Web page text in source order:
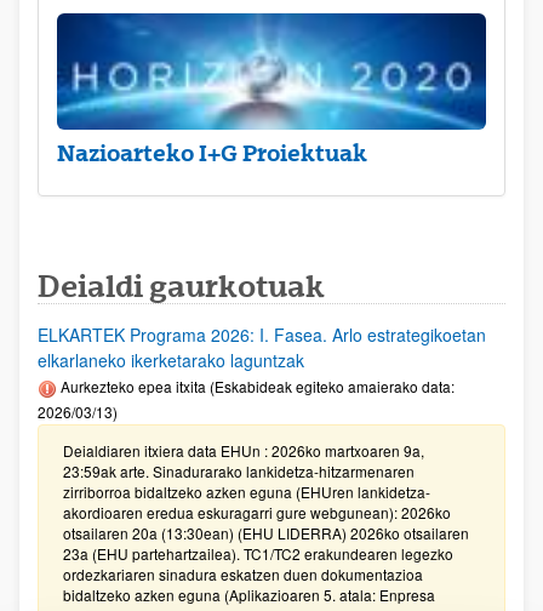
Nazioarteko I+G Proiektuak
Deialdi gaurkotuak
ELKARTEK Programa 2026: I. Fasea. Arlo estrategikoetan
elkarlaneko ikerketarako laguntzak
Aurkezteko epea itxita (Eskabideak egiteko amaierako data:
2026/03/13)
Deialdiaren itxiera data EHUn : 2026ko martxoaren 9a,
23:59ak arte. Sinadurarako lankidetza-hitzarmenaren
zirriborroa bidaltzeko azken eguna (EHUren lankidetza-
akordioaren eredua eskuragarri gure webgunean): 2026ko
otsailaren 20a (13:30ean) (EHU LIDERRA) 2026ko otsailaren
23a (EHU partehartzailea). TC1/TC2 erakundearen legezko
ordezkariaren sinadura eskatzen duen dokumentazioa
bidaltzeko azken eguna (Aplikazioaren 5. atala: Enpresa